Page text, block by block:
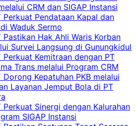
CRM dan SIGAP Instansi
Perkuat Pendataan Kapal dan
Waduk Sermo
Pastikan Hak Ahli Waris Korban
Survei Langsung di Gunungkidul
Perkuat Kemitraan dengan PT
Trans melalui Program CRM
Dorong Kepatuhan PKB melalui
Layanan Jemput Bola di PT
Perkuat Sinergi dengan Kalurahan
SIGAP Instansi